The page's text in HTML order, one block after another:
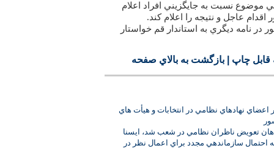
نسبت به جايگزيني افراد اعلام
عاجل و نتيجه را اعلام كند.
نامه ديگري به استاندار قم خواستار
قابل چاپ بازگشت به بالاي صفحه
اعضاي نهادهاي نظامي در انتخابات و هيأت هاي
تعويض ناظران نظامي در شعب شد، ايسنا
سازماندهي مجدد براي اعمال نظر در